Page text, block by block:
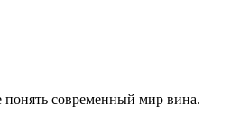
понять современный мир вина.